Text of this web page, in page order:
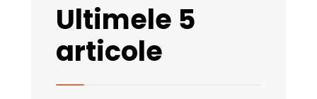
Ultimele 5
articole